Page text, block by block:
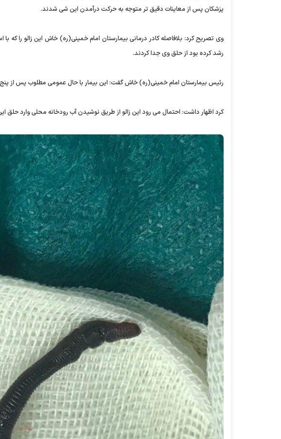
پزشکان پس از معاینات دقیق تر متوجه به حرکت درآمدن این شی شدند.
وی تصریح کرد: بلافاصله کادر درمانی بیمارستان امام خمینی(ره) خاش این زالو را که با
رشد کرده بود از حلق وی جدا کردند.
رئیس بیمارستان امام خمینی(ره) خاش گفت: این بیمار با حال عمومی مطلوب پس از
کرد اظهار داشت: احتمال می رود این زالو از طریق نوشیدن آب رودخانه محلی وارد حلق